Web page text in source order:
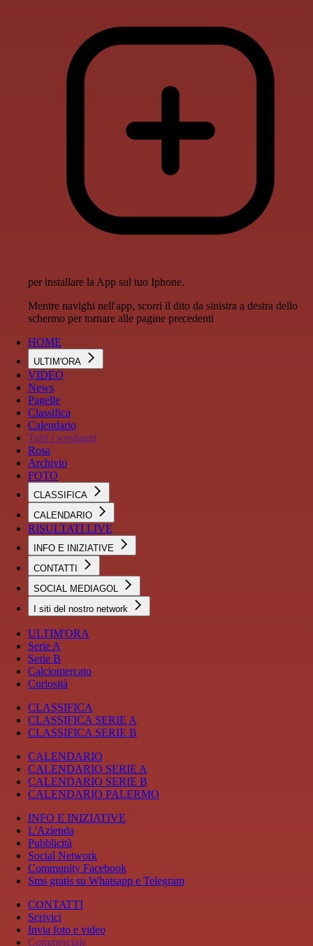
per installare la App sul tuo Iphone.
Mentre navighi nell'app, scorri il dito da sinistra a destra dello
schermo per tornare alle pagine precedenti
HOME
ULTIM'ORA
VIDEO
News
Pagelle
Classifica
Calendario
Tutti i sondaggi
Rosa
Archivio
FOTO
CLASSIFICA
CALENDARIO
RISULTATI LIVE
INFO E INIZIATIVE
CONTATTI
SOCIAL MEDIAGOL
I siti del nostro network
ULTIM'ORA
Serie A
Serie B
Calciomercato
Curiosità
CLASSIFICA
CLASSIFICA SERIE A
CLASSIFICA SERIE B
CALENDARIO
CALENDARIO SERIE A
CALENDARIO SERIE B
CALENDARIO PALERMO
INFO E INIZIATIVE
L'Azienda
Pubblicità
Social Network
Community Facebook
Sms gratis su Whatsapp e Telegram
CONTATTI
Scrivici
Invia foto e video
Commerciale